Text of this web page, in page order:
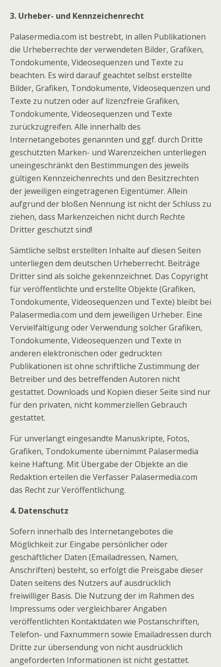
3. Urheber- und Kennzeichenrecht
Palasermedia.com ist bestrebt, in allen Publikationen
die Urheberrechte der verwendeten Bilder, Grafiken,
Tondokumente, Videosequenzen und Texte zu
beachten. Es wird darauf geachtet selbst erstellte
Bilder, Grafiken, Tondokumente, Videosequenzen und
Texte zu nutzen oder auf lizenzfreie Grafiken,
Tondokumente, Videosequenzen und Texte
zurückzugreifen. Alle innerhalb des
Internetangebotes genannten und ggf. durch Dritte
geschützten Marken- und Warenzeichen unterliegen
uneingeschränkt den Bestimmungen des jeweils
gültigen Kennzeichenrechts und den Besitzrechten
der jeweiligen eingetragenen Eigentümer. Allein
aufgrund der bloßen Nennung ist nicht der Schluss zu
ziehen, dass Markenzeichen nicht durch Rechte
Dritter geschützt sind!
Sämtliche selbst erstellten Inhalte auf diesen Seiten
unterliegen dem deutschen Urheberrecht. Beiträge
Dritter sind als solche gekennzeichnet. Das Copyright
für veröffentlichte und erstellte Objekte (Grafiken,
Tondokumente, Videosequenzen und Texte) bleibt bei
Palasermedia.com und dem jeweiligen Urheber. Eine
Vervielfältigung oder Verwendung solcher Grafiken,
Tondokumente, Videosequenzen und Texte in
anderen elektronischen oder gedruckten
Publikationen ist ohne schriftliche Zustimmung der
Betreiber und des betreffenden Autoren nicht
gestattet. Downloads und Kopien dieser Seite sind nur
für den privaten, nicht kommerziellen Gebrauch
gestattet.
Für unverlangt eingesandte Manuskripte, Fotos,
Grafiken, Tondokumente übernimmt Palasermedia
keine Haftung. Mit Übergabe der Objekte an die
Redaktion erteilen die Verfasser Palasermedia.com
das Recht zur Veröffentlichung.
4. Datenschutz
Sofern innerhalb des Internetangebotes die
Möglichkeit zur Eingabe persönlicher oder
geschäftlicher Daten (Emailadressen, Namen,
Anschriften) besteht, so erfolgt die Preisgabe dieser
Daten seitens des Nutzers auf ausdrücklich
freiwilliger Basis. Die Nutzung der im Rahmen des
Impressums oder vergleichbarer Angaben
veröffentlichten Kontaktdaten wie Postanschriften,
Telefon- und Faxnummern sowie Emailadressen durch
Dritte zur übersendung von nicht ausdrücklich
angeforderten Informationen ist nicht gestattet.